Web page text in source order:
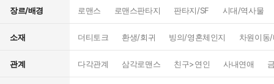
장르/배경 로맨스 로맨스판타지 판타지/SF 시대/역사물
소재 더티토크 환생/회귀 빙의/영혼체인지 차원이동
관계 다각관계 삼각로맨스 친구>연인 사내연애